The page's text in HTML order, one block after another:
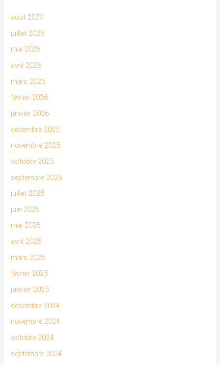
août 2026
juillet 2026
mai 2026
avril 2026
mars 2026
février 2026
janvier 2026
décembre 2025
novembre 2025
octobre 2025
septembre 2025
juillet 2025
juin 2025
mai 2025
avril 2025
mars 2025
février 2025
janvier 2025
décembre 2024
novembre 2024
octobre 2024
septembre 2024